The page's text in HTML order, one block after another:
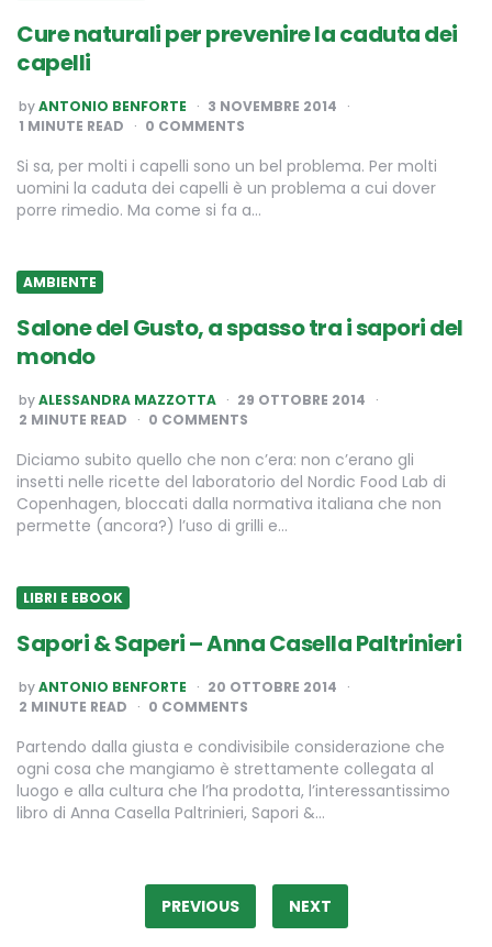
Cure naturali per prevenire la caduta dei
capelli
POSTED
BY
byANTONIO BENFORTE
3 NOVEMBRE 2014
1 MINUTE READ 0 COMMENTS
Si sa, per molti i capelli sono un bel problema. Per molti
uomini la caduta dei capelli è un problema a cui dover
porre rimedio. Ma come si fa a…
AMBIENTE
Salone del Gusto, a spasso tra i sapori del
mondo
POSTED
BY
byALESSANDRA MAZZOTTA
29 OTTOBRE 2014
2 MINUTE READ 0 COMMENTS
Diciamo subito quello che non c’era: non c’erano gli
insetti nelle ricette del laboratorio del Nordic Food Lab di
Copenhagen, bloccati dalla normativa italiana che non
permette (ancora?) l’uso di grilli e…
LIBRI E EBOOK
Sapori & Saperi – Anna Casella Paltrinieri
POSTED
BY
byANTONIO BENFORTE
20 OTTOBRE 2014
2 MINUTE READ 0 COMMENTS
Partendo dalla giusta e condivisibile considerazione che
ogni cosa che mangiamo è strettamente collegata al
luogo e alla cultura che l’ha prodotta, l’interessantissimo
libro di Anna Casella Paltrinieri, Sapori &…
PREVIOUS NEXT